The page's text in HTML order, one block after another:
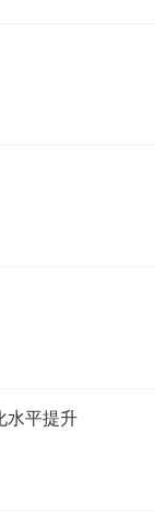
水平提升